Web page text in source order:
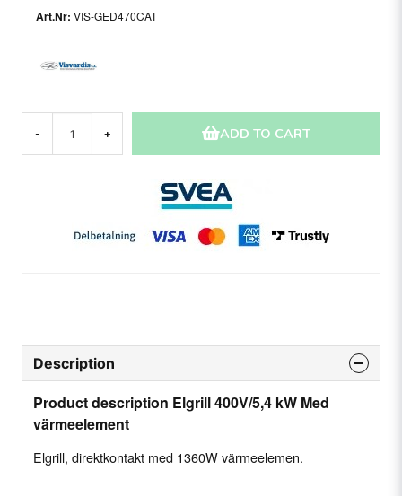
VIS-GED470CAT
- + ADD TO CART
Description
Product description Elgrill 400V/5,4 kW Med
värmeelement
Elgrill, direktkontakt med 1360W värmeelemen.